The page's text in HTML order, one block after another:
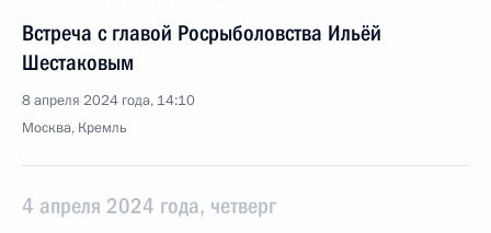
Встреча с главой Росрыболовства Ильёй
Шестаковым
8 апреля 2024 года, 14:10
Москва, Кремль
4 апреля 2024 года, четверг